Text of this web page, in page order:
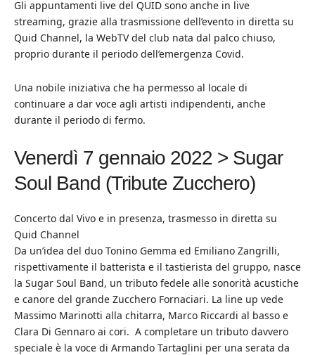
Gli appuntamenti live del QUID sono anche in live
streaming, grazie alla trasmissione dell’evento in diretta su
Quid Channel, la WebTV del club nata dal palco chiuso,
proprio durante il periodo dell’emergenza Covid.
Una nobile iniziativa che ha permesso al locale di
continuare a dar voce agli artisti indipendenti, anche
durante il periodo di fermo.
Venerdì 7 gennaio 2022 > Sugar
Soul Band (Tribute Zucchero)
Concerto dal Vivo e in presenza, trasmesso in diretta su
Quid Channel
Da un’idea del duo Tonino Gemma ed Emiliano Zangrilli,
rispettivamente il batterista e il tastierista del gruppo, nasce
la Sugar Soul Band, un tributo fedele alle sonorità acustiche
e canore del grande Zucchero Fornaciari. La line up vede
Massimo Marinotti alla chitarra, Marco Riccardi al basso e
Clara Di Gennaro ai cori. A completare un tributo davvero
speciale è la voce di Armando Tartaglini per una serata da